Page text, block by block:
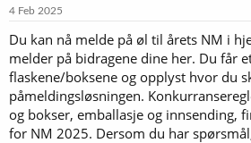
e
4 Feb 2025
Du kan nå melde på øl til årets NM i
melder på bidragene dine her. Du får
flaskene/boksene og opplyst hvor du
påmeldingsløsningen.
og bokser, emballasje og innsending,
for NM 2025. Dersom du har